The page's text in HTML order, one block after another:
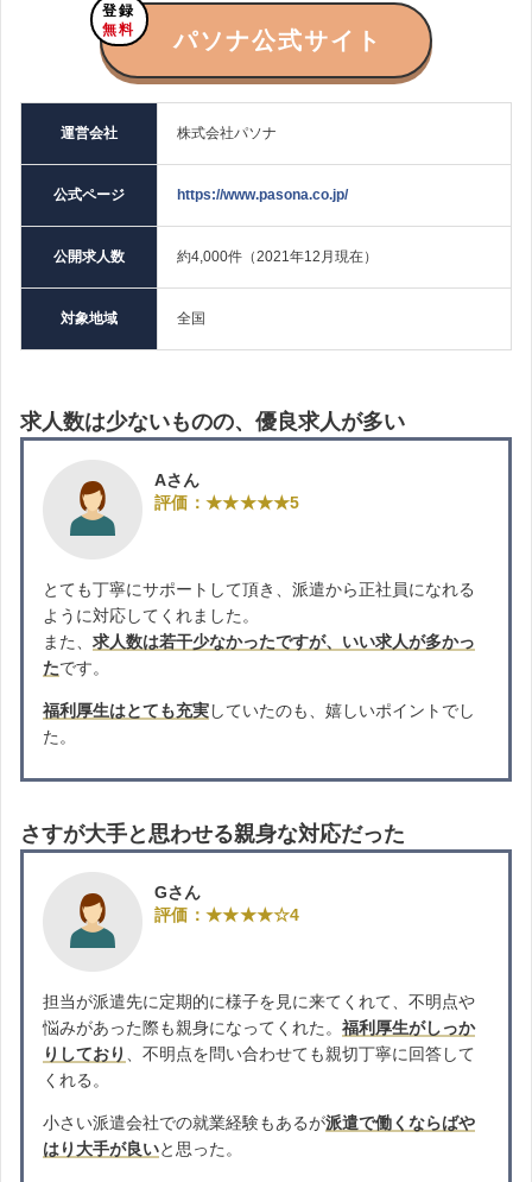
登録
無料
パソナ公式サイト
運営会社 株式会社パソナ
公式ページ https://www.pasona.co.jp/
公開求人数 約4,000件（2021年12月現在）
対象地域 全国
求人数は少ないものの、優良求人が多い
Aさん
評価：★★★★★5
とても丁寧にサポートして頂き、派遣から正社員になれる
ように対応してくれました。
また、 求人数は若干少なかったですが、いい求人が多かっ
たです。
福利厚生はとても充実していたのも、嬉しいポイントでし
た。
さすが大手と思わせる親身な対応だった
Gさん
評価：★★★★☆4
担当が派遣先に定期的に様子を見に来てくれて、不明点や
悩みがあった際も親身になってくれた。 福利厚生がしっか
りしており
、不明点を問い合わせても親切丁寧に回答して
くれる。
小さい派遣会社での就業経験もあるが派遣で働くならばや
はり大手が良いと思った。